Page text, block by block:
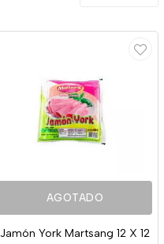
AGOTADO
Jamón York Martsang 12 X 12